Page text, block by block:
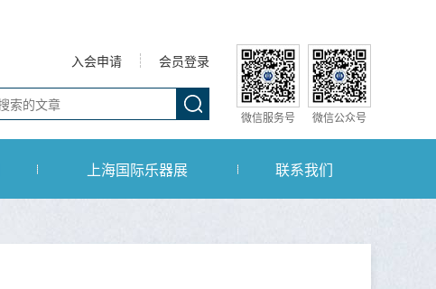
微信服务号 微信公众号
会员登录
入会申请
上海国际乐器展 联系我们